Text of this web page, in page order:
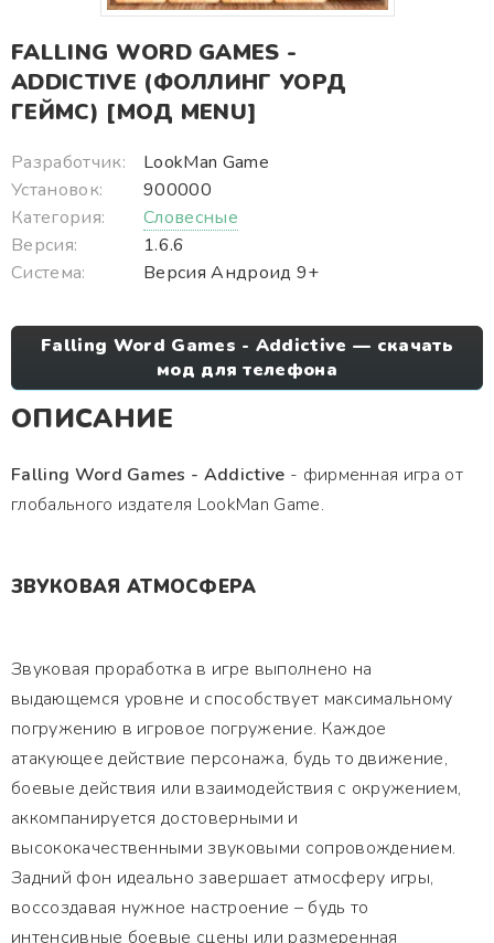
FALLING WORD GAMES -
ADDICTIVE (ФОЛЛИНГ УОРД
ГЕЙМС) [МОД MENU]
Разработчик:
LookMan Game
Установок:
900000
Категория:
Словесные
Версия:
1.6.6
Система:
Версия Андроид 9+
Falling Word Games - Addictive — скачать
мод для телефона
ОПИСАНИЕ
Falling Word Games - Addictive - фирменная игра от
глобального издателя LookMan Game.
ЗВУКОВАЯ АТМОСФЕРА
Звуковая проработка в игре выполнено на
выдающемся уровне и способствует максимальному
погружению в игровое погружение. Каждое
атакующее действие персонажа, будь то движение,
боевые действия или взаимодействия с окружением,
аккомпанируется достоверными и
высококачественными звуковыми сопровождением.
Задний фон идеально завершает атмосферу игры,
воссоздавая нужное настроение – будь то
интенсивные боевые сцены или размеренная